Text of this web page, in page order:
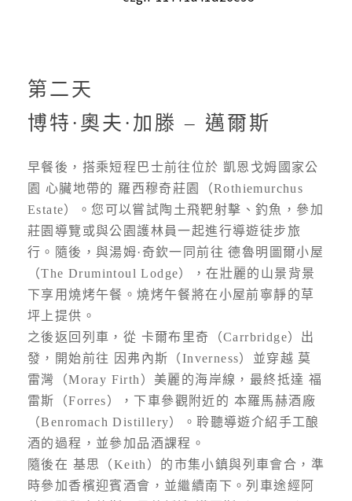
第二天
博特·奧夫·加滕 – 邁爾斯
早餐後，搭乘短程巴士前往位於 凱恩戈姆國家公
園 心臟地帶的 羅西穆奇莊園（Rothiemurchus
Estate）。您可以嘗試陶土飛靶射擊、釣魚，參加
莊園導覽或與公園護林員一起進行導遊徒步旅
行。隨後，與湯姆·奇欽一同前往 德魯明圖爾小屋
（The Drumintoul Lodge），在壯麗的山景背景
下享用燒烤午餐。燒烤午餐將在小屋前寧靜的草
坪上提供。
之後返回列車，從 卡爾布里奇（Carrbridge）出
發，開始前往 因弗內斯（Inverness）並穿越 莫
雷灣（Moray Firth）美麗的海岸線，最終抵達 福
雷斯（Forres），下車參觀附近的 本羅馬赫酒廠
（Benromach Distillery）。聆聽導遊介紹手工酿
酒的過程，並參加品酒課程。
隨後在 基思（Keith）的市集小鎮與列車會合，準
時參加香檳迎賓酒會，並繼續南下。列車途經阿